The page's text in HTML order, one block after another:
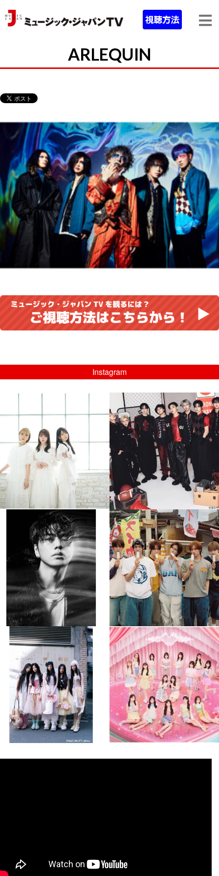
ARLEQUIN
Instagram
...
8月 4
4 0
musicjapantv
💡08/05(水)23:00特番放送！
...
8月 4
4 0
musicjapantv
💡8月特番放送決定！
...
8月 4
510 0
musicjapantv
💡8月特番放送決定！
...
8月 4
6 0
musicjapantv
💡8月特番放送決定！
8月 4
2 0
musicjapantv
💡8月特番放送決定！
...
8月 4
2 0